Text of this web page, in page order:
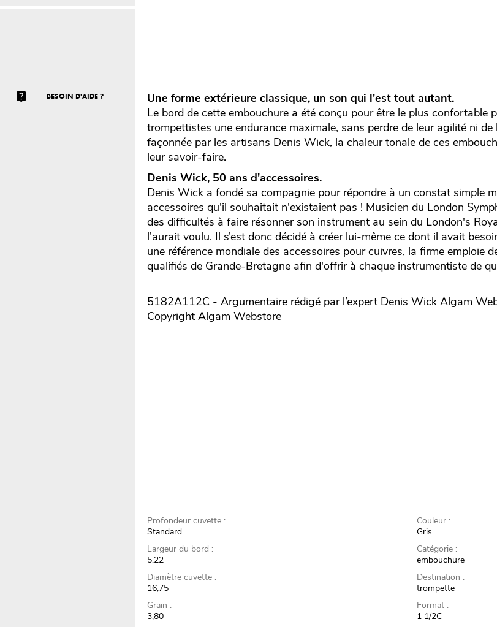
BESOIN D'AIDE ?
Une forme extérieure classique, un son qui l'est tout autant.
Le bord de cette embouchure a été conçu pour être le plus confortable
trompettistes une endurance maximale, sans perdre de leur agilité ni de
façonnée par les artisans Denis Wick, la chaleur tonale de ces
leur savoir-faire.
Denis Wick, 50 ans d'accessoires.
Denis Wick a fondé sa compagnie pour répondre à un constat simple
accessoires qu'il souhaitait n'existaient pas ! Musicien du London
des difficultés à faire résonner son instrument au sein du London's
l’aurait voulu. Il s’est donc décidé à créer lui-même ce dont il avait
une référence mondiale des accessoires pour cuivres, la firme emploie
qualifiés de Grande-Bretagne afin d'offrir à chaque instrumentiste de
5182A112C - Argumentaire rédigé par l’expert Denis Wick Algam
Copyright Algam Webstore
Profondeur cuvette :
Standard
Largeur du bord :
5,22
Diamètre cuvette :
16,75
Grain :
3,80
Couleur :
Gris
Catégorie :
embouchure
Destination :
trompette
Format :
1 1/2C